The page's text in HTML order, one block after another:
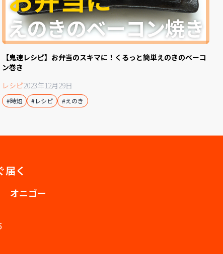
【鬼速レシピ】お弁当のスキマに！くるっと簡単えのきのベーコ
ン巻き
レシピ2023年12月29日
#時短 #レシピ #えのき
届く
オニゴー